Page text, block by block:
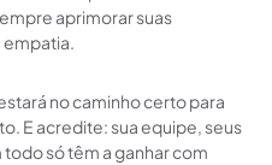
aprimorar suas
empatia.
no caminho certo para
E acredite: sua equipe, seus
só têm a ganhar com